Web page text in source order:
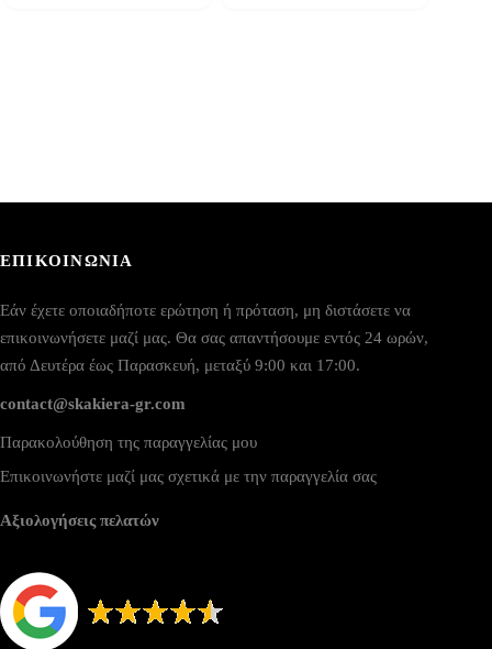
ΕΠΙΚΟΙΝΩΝΙΑ
Εάν έχετε οποιαδήποτε ερώτηση ή πρόταση, μη διστάσετε να
επικοινωνήσετε μαζί μας. Θα σας απαντήσουμε εντός 24 ωρών,
από Δευτέρα έως Παρασκευή, μεταξύ 9:00 και 17:00.
contact@skakiera-gr.com
Παρακολούθηση της παραγγελίας μου
Επικοινωνήστε μαζί μας σχετικά με την παραγγελία σας
Αξιολογήσεις πελατών